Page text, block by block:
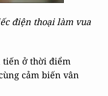
điện thoại làm vua
tiến ở thời điểm
cảm biến vân